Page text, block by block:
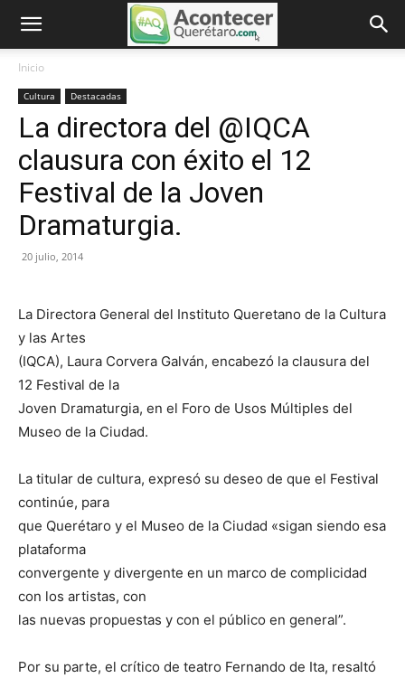
Inicio
Cultura Destacadas
La directora del @IQCA
clausura con éxito el 12
Festival de la Joven
Dramaturgia.
20 julio, 2014
La Directora General del Instituto Queretano de la Cultura
y las Artes
(IQCA), Laura Corvera Galván, encabezó la clausura del
12 Festival de la
Joven Dramaturgia, en el Foro de Usos Múltiples del
Museo de la Ciudad.
La titular de cultura, expresó su deseo de que el Festival
continúe, para
que Querétaro y el Museo de la Ciudad «sigan siendo esa
plataforma
convergente y divergente en un marco de complicidad
con los artistas, con
las nuevas propuestas y con el público en general”.
Por su parte, el crítico de teatro Fernando de Ita, resaltó